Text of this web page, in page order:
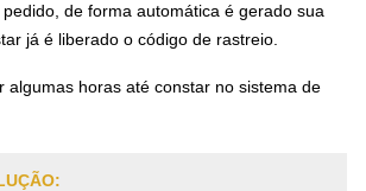
de forma automática é gerado sua
já é liberado o código de rastreio.
algumas horas até constar no sistema de